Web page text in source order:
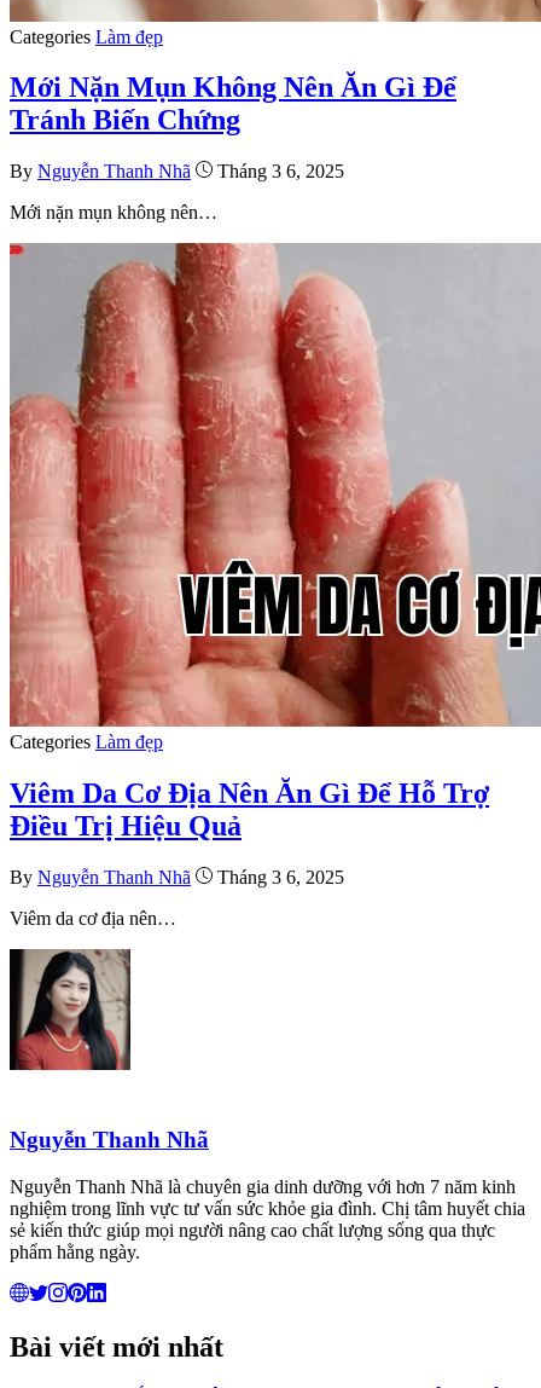
Categories Làm đẹp
Mới Nặn Mụn Không Nên Ăn Gì Để
Tránh Biến Chứng
By Nguyễn Thanh Nhã
Tháng 3 6, 2025
Mới nặn mụn không nên…
Categories Làm đẹp
Viêm Da Cơ Địa Nên Ăn Gì Để Hỗ Trợ
Điều Trị Hiệu Quả
By Nguyễn Thanh Nhã
Tháng 3 6, 2025
Viêm da cơ địa nên…
Nguyễn Thanh Nhã
Nguyễn Thanh Nhã là chuyên gia dinh dưỡng với hơn 7 năm kinh
nghiệm trong lĩnh vực tư vấn sức khỏe gia đình. Chị tâm huyết chia
sẻ kiến thức giúp mọi người nâng cao chất lượng sống qua thực
phẩm hằng ngày.
Bài viết mới nhất